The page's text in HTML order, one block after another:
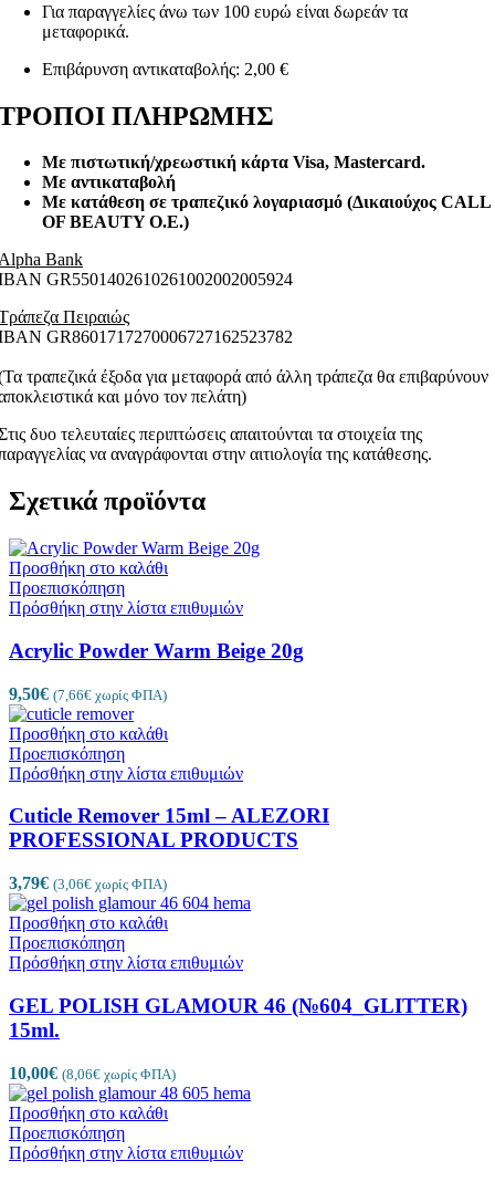
Για παραγγελίες άνω των 100 ευρώ είναι δωρεάν τα
μεταφορικά.
Επιβάρυνση αντικαταβολής: 2,00 €
ΠΛΗΡΩΜΗΣ
Με πιστωτική/χρεωστική κάρτα Visa, Mastercard.
Με αντικαταβολή
Με κατάθεση σε τραπεζικό λογαριασμό (Δικαιούχος CALL
OF BEAUTY O.E.)
Bank
GR5501402610261002002005924
Πειραιώς
GR8601717270006727162523782
τραπεζικά έξοδα για μεταφορά από άλλη τράπεζα θα επιβαρύνουν
και μόνο τον πελάτη)
δυο τελευταίες περιπτώσεις απαιτούνται τα στοιχεία της
να αναγράφονται στην αιτιολογία της κατάθεσης.
Σχετικά προϊόντα
Προσθήκη στο καλάθι
Προεπισκόπηση
Πρόσθήκη στην λίστα επιθυμιών
Acrylic Powder Warm Beige 20g
9,50€ (7,66€ χωρίς ΦΠΑ)
Προσθήκη στο καλάθι
Προεπισκόπηση
Πρόσθήκη στην λίστα επιθυμιών
Cuticle Remover 15ml – ALEZORI
PROFESSIONAL PRODUCTS
3,79€ (3,06€ χωρίς ΦΠΑ)
Προσθήκη στο καλάθι
Προεπισκόπηση
Πρόσθήκη στην λίστα επιθυμιών
GEL POLISH GLAMOUR 46 (№604_GLITTER)
15ml.
10,00€ (8,06€ χωρίς ΦΠΑ)
Προσθήκη στο καλάθι
Προεπισκόπηση
Πρόσθήκη στην λίστα επιθυμιών